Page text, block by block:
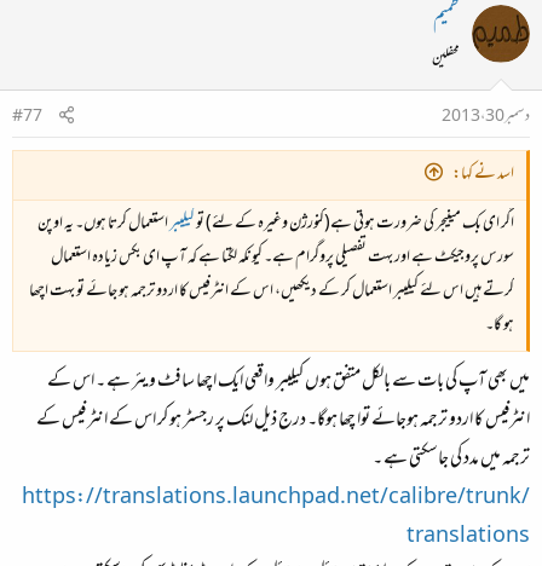
طمیم
محفلین
دسمبر 30، 2013
#77
اسد نے کہا:
اگر ای بک مینیجر کی ضرورت ہوتی ہے(کنورژن وغیرہ کے لئے) توکیلیبراستعمال کرتا ہوں۔ یہ اوپن
سورس پروجیکٹ ہے اور بہت تفصیلی پروگرام ہے۔ کیونکہ لگتا ہے کہ آپ ای بکس زیادہ استعمال
کرتے ہیں اس لئے کیلیبر استعمال کر کے دیکھیں، اس کے انٹرفیس کا اردو ترجمہ ہو جائے تو بہت اچھا
ہو گا۔
میں بھی آپ کی بات سے بالکل متفق ہوں کیلیبر واقعی ایک اچھا سافٹ ویئر ہے ۔ اس کے
انٹرفیس کا اردو ترجمہ ہوجائے توا چھا ہوگا۔ درج ذیل لنک پر رجسٹر ہو کر اس کے انٹر فیس کے
ترجمہ میں مدد کی جاسکتی ہے ۔
https://translations.launchpad.net/calibre/trunk/
translations